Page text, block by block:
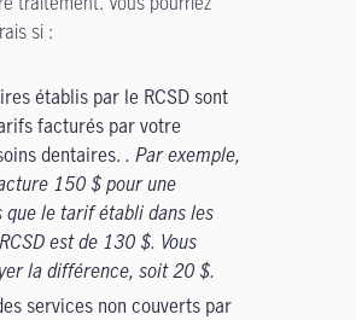
si :
établis par le RCSD sont
facturés par votre
dentaires. . Par exemple,
150 $ pour une
le tarif établi dans les
est de 130 $. Vous
la différence, soit 20 $.
services non couverts par